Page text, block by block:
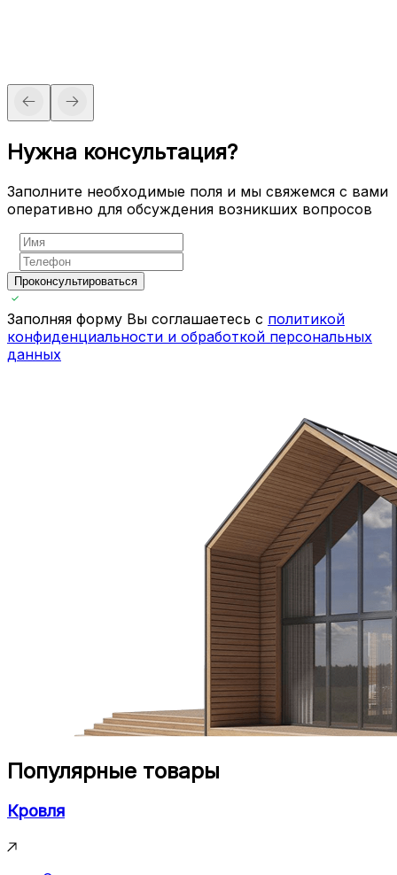
Нужна консультация?
Заполните необходимые поля и мы свяжемся с вами
оперативно для обсуждения возникших вопросов
Проконсультироваться
Заполняя форму Вы соглашаетесь с политикой
конфиденциальности и обработкой персональных
данных
Популярные товары
Кровля